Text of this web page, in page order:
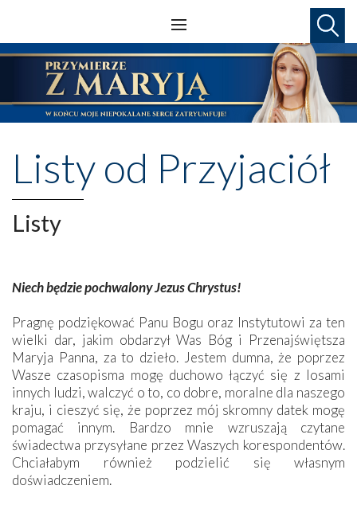
Listy od Przyjaciół
Listy
Niech będzie pochwalony Jezus Chrystus!
Pragnę podziękować Panu Bogu oraz Instytutowi za ten
wielki dar, jakim obdarzył Was Bóg i Przenajświętsza
Maryja Panna, za to dzieło. Jestem dumna, że poprzez
Wasze czasopisma mogę duchowo łączyć się z losami
innych ludzi, walczyć o to, co dobre, moralne dla naszego
kraju, i cieszyć się, że poprzez mój skromny datek mogę
pomagać innym. Bardzo mnie wzruszają czytane
świadectwa przysyłane przez Waszych korespondentów.
Chciałabym również podzielić się własnym
doświadczeniem.